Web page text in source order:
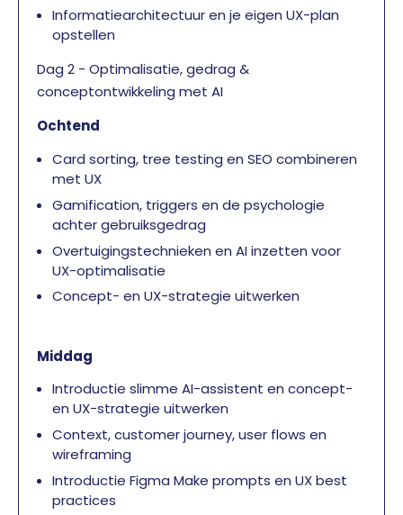
Informatiearchitectuur en je eigen UX-plan
opstellen
Dag 2 - Optimalisatie, gedrag &
conceptontwikkeling met AI
Ochtend
Card sorting, tree testing en SEO combineren
met UX
Gamification, triggers en de psychologie
achter gebruiksgedrag
Overtuigingstechnieken en AI inzetten voor
UX-optimalisatie
Concept- en UX-strategie uitwerken
Middag
Introductie slimme AI-assistent en concept-
en UX-strategie uitwerken
Context, customer journey, user flows en
wireframing
Introductie Figma Make prompts en UX best
practices